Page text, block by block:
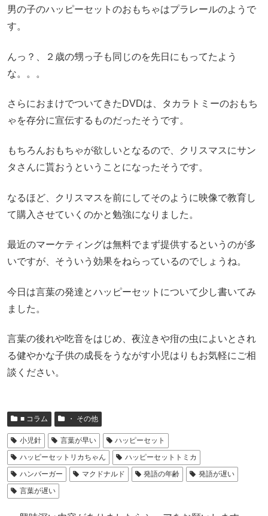
男の子のハッピーセットのおもちゃはプラレールのようで
す。
んっ？、２歳の甥っ子も同じのを先日にもってたよう
な。。。
さらにおまけでついてきたDVDは、タカラトミーのおもち
ゃを存分に宣伝するものだったそうです。
もちろんおもちゃが欲しいとなるので、クリスマスにサン
タさんに貰おうということになったそうです。
なるほど、クリスマスを前にしてそのように映像で教育し
て購入させていくのかと勉強になりました。
最近のマーケティングは無料でまず提供するというのが多
いですが、そういう効果をねらっているのでしょうね。
今日は言葉の発達とハッピーセットについて少し書いてみ
ました。
言葉の後れや吃音をはじめ、夜泣きや疳の虫によいとされ
る健やかな子供の成長をうながす小児はりもお気軽にご相
談ください。
■ コラム ・ その他
小児針 言葉が早い
ハッピーセット
ハッピーセットリカちゃん
ハッピーセットトミカ
ハンバーガー
マクドナルド 発語の年齢
発語が遅い
言葉が遅い